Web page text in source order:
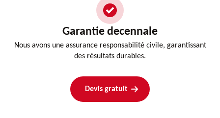
Garantie decennale
Nous avons une assurance responsabilité civile, garantissant
des résultats durables.
Devis gratuit